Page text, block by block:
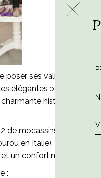
poser ses valises à
élégantes pour sauter
histoire. Cela
de mocassins
en Italie), bout
un confort maximal.
: